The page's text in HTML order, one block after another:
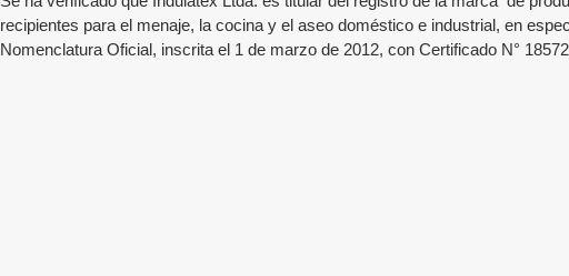
recipientes para el menaje, la cocina y el aseo doméstico e industrial, en
Nomenclatura Oficial, inscrita el 1 de marzo de 2012, con Certificado N°